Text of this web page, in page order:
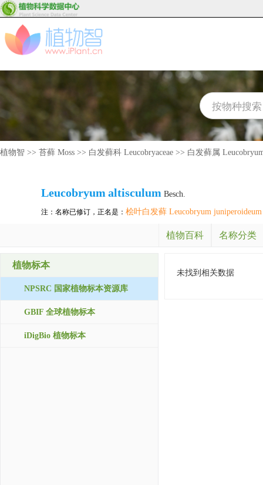
植物智 >> 苔藓 Moss >> 白发藓科 Leucobryaceae >> 白发藓属
Leucobryum altisculum Besch.
注：名称已修订，正名是： 桧叶白发藓 Leucobryum juniperoideum
植物百科 名称分类
植物标本
NPSRC 国家植物标本资源库
GBIF 全球植物标本
iDigBio 植物标本
未找到相关数据